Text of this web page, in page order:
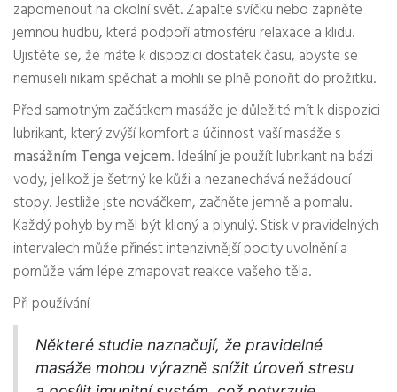
zapomenout na okolní svět. Zapalte svíčku nebo zapněte
jemnou hudbu, která podpoří atmosféru relaxace a klidu.
Ujistěte se, že máte k dispozici dostatek času, abyste se
nemuseli nikam spěchat a mohli se plně ponořit do prožitku.
Před samotným začátkem masáže je důležité mít k dispozici
lubrikant, který zvýší komfort a účinnost vaší masáže s
masážním Tenga vejcem. Ideální je použít lubrikant na bázi
vody, jelikož je šetrný ke kůži a nezanechává nežádoucí
stopy. Jestliže jste nováčkem, začněte jemně a pomalu.
Každý pohyb by měl být klidný a plynulý. Stisk v pravidelných
intervalech může přinést intenzivnější pocity uvolnění a
pomůže vám lépe zmapovat reakce vašeho těla.
Při používání
Některé studie naznačují, že pravidelné
masáže mohou výrazně snížit úroveň stresu